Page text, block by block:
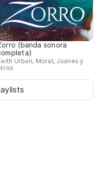
(banda sonora
Urban, Morat, Juanes y